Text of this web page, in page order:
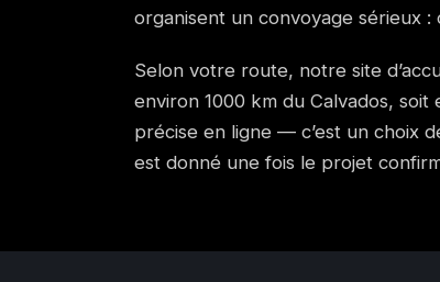
organisent un convoyage sérieux :
Selon votre route, notre site
environ 1000 km du Calvados, soit
précise en ligne — c’est un choix
est donné une fois le projet